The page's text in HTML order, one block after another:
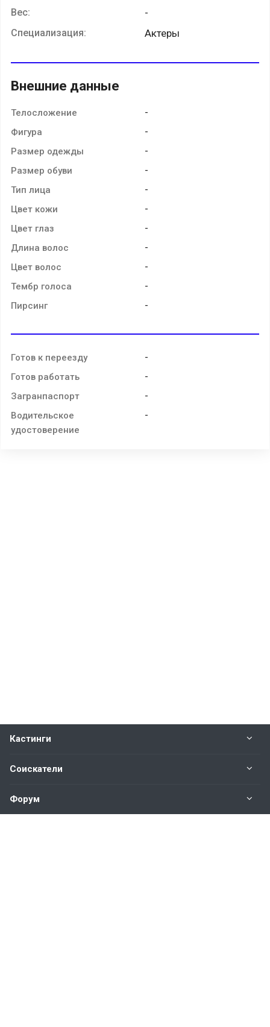
Вес: -
Специализация: Актеры
Внешние данные
Телосложение -
Фигура -
Размер одежды -
Размер обуви -
Тип лица -
Цвет кожи -
Цвет глаз -
Длина волос -
Цвет волос -
Тембр голоса -
Пирсинг -
Готов к переезду -
Готов работать -
Загранпаспорт -
Водительское
удостоверение
-
Кастинги
Соискатели
Форум